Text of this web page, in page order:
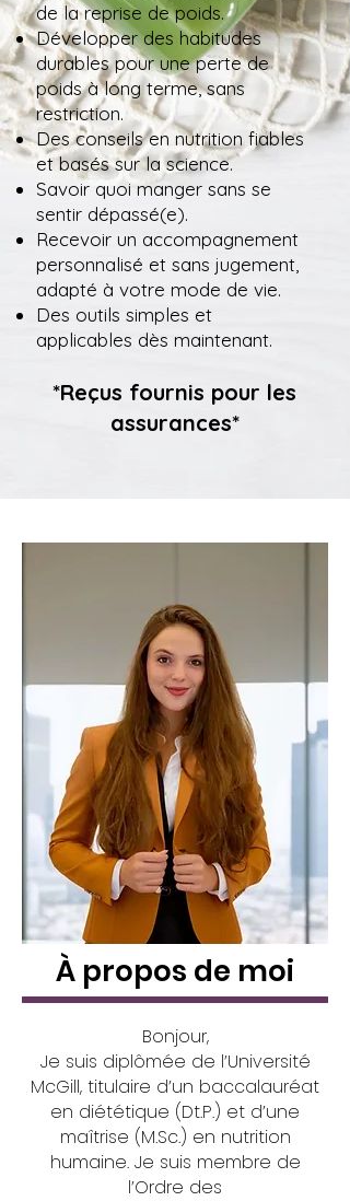
de la reprise de poids.
Développer des habitudes
durables pour une perte de
poids à long terme, sans
restriction.
Des conseils en nutrition fiables
et basés sur la science.
Savoir quoi manger sans se
sentir dépassé(e).
Recevoir un accompagnement
personnalisé et sans jugement,
adapté à votre mode de vie.
Des outils simples et
applicables dès maintenant.
*Reçus fournis pour les
assurances*
À propos de moi
Bonjour,
Je suis diplômée de l’Université
McGill, titulaire d’un baccalauréat
en diététique (Dt.P.) et d’une
maîtrise (M.Sc.) en nutrition
humaine. Je suis membre de
l’Ordre des